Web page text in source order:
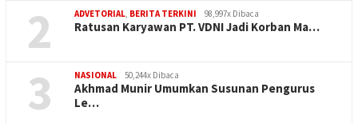
2 ADVETORIAL, BERITA TERKINI 98,997x Dibaca
Ratusan Karyawan PT. VDNI Jadi Korban Ma…
3 NASIONAL 50,244x Dibaca
Akhmad Munir Umumkan Susunan Pengurus
Le…